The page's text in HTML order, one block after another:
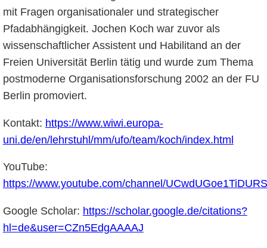
mit Fragen organisationaler und strategischer
Pfadabhängigkeit. Jochen Koch war zuvor als
wissenschaftlicher Assistent und Habilitand an der
Freien Universität Berlin tätig und wurde zum Thema
postmoderne Organisationsforschung 2002 an der FU
Berlin promoviert.
Kontakt: https://www.wiwi.europa-
uni.de/en/lehrstuhl/mm/ufo/team/koch/index.html
YouTube:
https://www.youtube.com/channel/
Google Scholar: https://scholar.google.de/citations?
hl=de&user=CZn5EdgAAAAJ